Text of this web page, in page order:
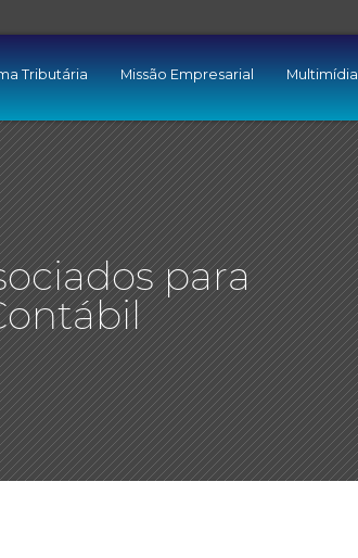
Tributária Missão Empresarial Multimídia
para